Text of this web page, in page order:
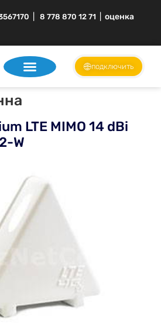
8 778 870 12 71
оценка
подключить
LTE MIMO 14 dBi
W